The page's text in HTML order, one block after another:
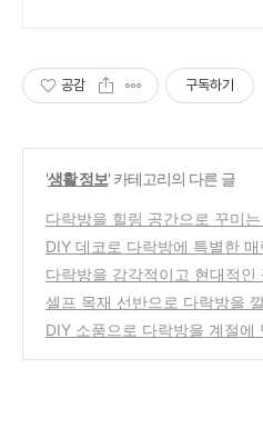
공감 구독하기
'생활 정보' 카테고리의 다른 글
다락방을 힐링 공간으로 꾸미
팁
(1)
DIY 데코로 다락방에 특별한
(1)
다락방을 감각적이고 현대적인
는 방법
(0)
셀프 목재 선반으로 다락방을
는 팁
(0)
DIY 소품으로 다락방을 계절에